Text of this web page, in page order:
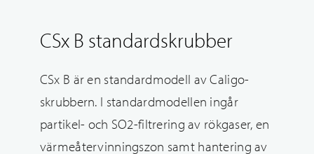
CSx B standardskrubber
CSx B är en standardmodell av Caligo-
skrubbern. I standardmodellen ingår
partikel- och SO2-filtrering av rökgaser, en
värmeåtervinningszon samt hantering av